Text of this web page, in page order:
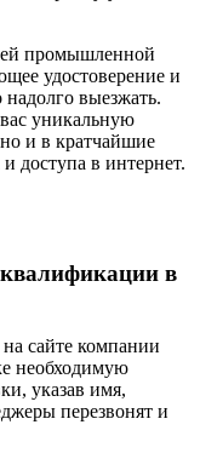
промышленной
удостоверение и
надолго выезжать.
уникальную
и в кратчайшие
доступа в интернет.
в
сайте компании
необходимую
указав имя,
перезвонят и